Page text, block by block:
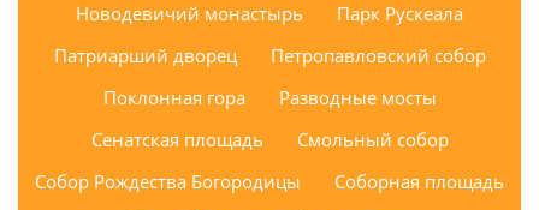
Новодевичий монастырь
Парк Рускеала
Патриарший дворец
Петропавловский собор
Поклонная гора
Разводные мосты
Сенатская площадь
Смольный собор
Собор Рождества Богородицы
Соборная площадь